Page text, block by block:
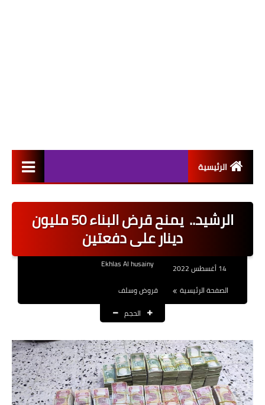
الرئيسية
اخبار القطاع العام
اخبار القطاع الخاص
العقود والاجور اليومية
الرواتب
القروض والسلف
الرشيد.. يمنح قرض البناء 50 مليون
دينار على دفعتين
14 أغسطس 2022
Ekhlas Al husainy
الصفحة الرئيسية
قروض وسلف
الحجم